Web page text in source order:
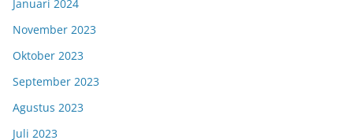
Januari 2024
November 2023
Oktober 2023
September 2023
Agustus 2023
Juli 2023